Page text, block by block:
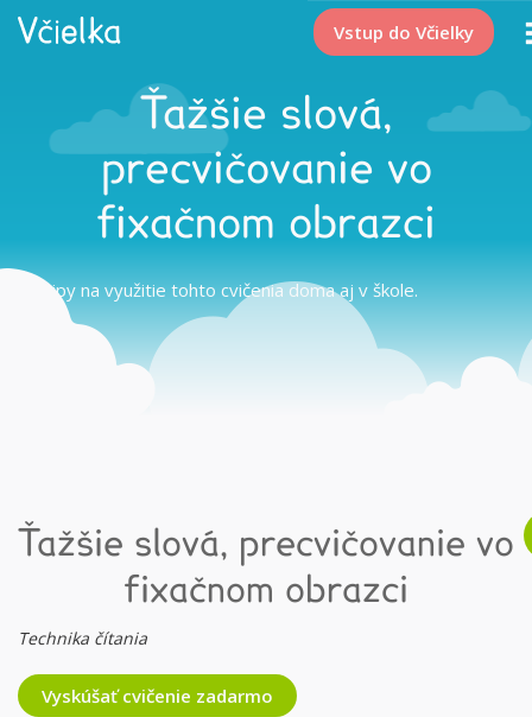
Vstup do Včielky
Ťažšie slová,
precvičovanie vo
fixačnom obrazci
Tipy na využitie tohto cvičenia doma aj v škole.
Ťažšie slová, precvičovanie vo
fixačnom obrazci
Technika čítania
Vyskúšať cvičenie zadarmo